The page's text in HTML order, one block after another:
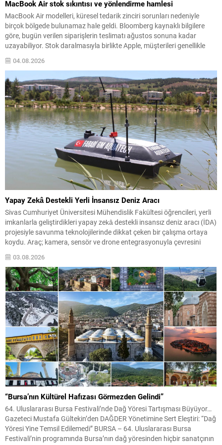
MacBook Air stok sıkıntısı ve yönlendirme hamlesi
MacBook Air modelleri, küresel tedarik zinciri sorunları nedeniyle
birçok bölgede bulunamaz hale geldi. Bloomberg kaynaklı bilgilere
göre, bugün verilen siparişlerin teslimatı ağustos sonuna kadar
uzayabiliyor. Stok daralmasıyla birlikte Apple, müşterileri genellikle
daha güçlü olan temel MacBook Pro modeline yönlendiriyor. Bu
yönlendirme, bazı pazarlama materyallerinde cihazların stok
durumuna bağlı özel uyarılarla...
04.08.2026
Yapay Zekâ Destekli Yerli İnsansız Deniz Aracı
Sivas Cumhuriyet Üniversitesi Mühendislik Fakültesi öğrencileri, yerli
imkanlarla geliştirdikleri yapay zekâ destekli insansız deniz aracı (İDA)
projesiyle savunma teknolojilerinde dikkat çeken bir çalışma ortaya
koydu. Araç; kamera, sensör ve drone entegrasyonuyla çevresini
analiz edip otonom görevler gerçekleştirebiliyor. Geliştirilen sistem,
deniz üzerinde bağımsız hareket edebilmenin ötesinde; hava, kara ve
deniz unsurlarını...
03.08.2026
“Bursa’nın Kültürel Hafızası Görmezden Gelindi”
64. Uluslararası Bursa Festivali’nde Dağ Yöresi Tartışması Büyüyor…
Gazeteci Mustafa Gültekin’den DAĞDER Yönetimine Sert Eleştiri: “Dağ
Yöresi Yine Temsil Edilemedi” BURSA – 64. Uluslararası Bursa
Festivali’nin programında Bursa’nın dağ yöresinden hiçbir sanatçının